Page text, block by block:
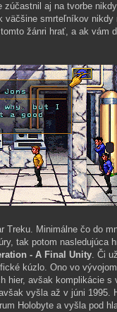
aj na tvorbe
väčšine smrteľníkov nikdy
žánri hrať, a ak vám
Treku. Minimálne čo do
tak potom nasledujúca
- A Final Unity. Či
kúzlo. Ono vo
hier, avšak komplikácie
vyšla až v júni 1995.
Holobyte a vyšla pod